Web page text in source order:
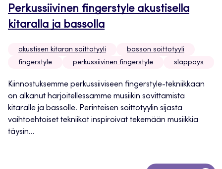
Perkussiivinen fingerstyle akustisella
kitaralla ja bassolla
akustisen kitaran soittotyyli
basson soittotyyli
fingerstyle
perkussiivinen fingerstyle släppäys
Kiinnostuksemme perkussiiviseen fingerstyle-tekniikkaan
on alkanut harjoitellessamme musiikin sovittamista
kitaralle ja bassolle. Perinteisen soittotyylin sijasta
vaihtoehtoiset tekniikat inspiroivat tekemään musiikkia
täysin...